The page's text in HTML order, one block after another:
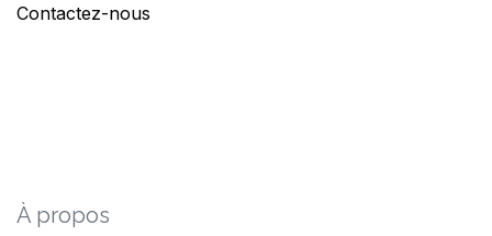
Contactez-nous
À propos